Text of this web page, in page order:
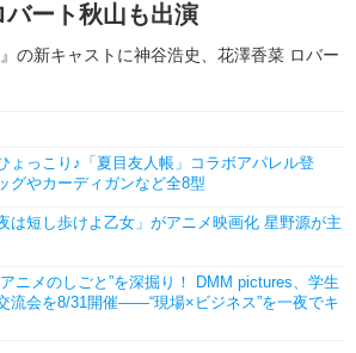
イベント
ート秋山も出演
の新キャストに神谷浩史、花澤香菜 ロバー
ょっこり♪「夏目友人帳」コラボアパレル登
グやカーディガンなど全8型
は短し歩けよ乙女」がアニメ映画化 星野源が主
ニメのしごと”を深掘り！ DMM pictures、学生
流会を8/31開催――“現場×ビジネス”を一夜でキ